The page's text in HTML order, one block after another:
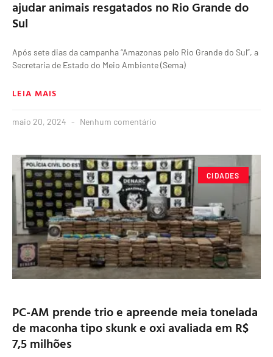
ajudar animais resgatados no Rio Grande do
Sul
Após sete dias da campanha “Amazonas pelo Rio Grande do Sul”, a
Secretaria de Estado do Meio Ambiente (Sema)
LEIA MAIS
maio 20, 2024 Nenhum comentário
CIDADES
PC-AM prende trio e apreende meia tonelada
de maconha tipo skunk e oxi avaliada em R$
7,5 milhões